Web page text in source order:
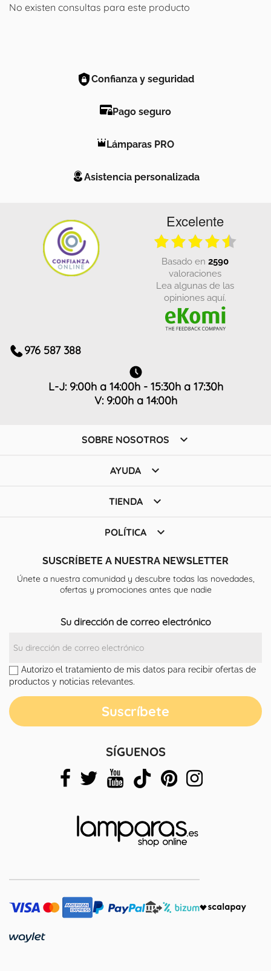
No existen consultas para este producto
Confianza y seguridad
Pago seguro
Lámparas PRO
Asistencia personalizada
Excelente
basado en 2590
valoraciones
Lea algunas de las
opiniones aquí.
976 587 388
L-J: 9:00h a 14:00h - 15:30h a 17:30h
V: 9:00h a 14:00h
SOBRE NOSOTROS 
AYUDA 
TIENDA 
POLÍTICA 
SUSCRÍBETE A NUESTRA NEWSLETTER
Únete a nuestra comunidad y descubre todas las novedades,
ofertas y promociones antes que nadie
Su dirección de correo electrónico
Autorizo el tratamiento de mis datos para recibir ofertas de
productos y noticias relevantes.
SÍGUENOS